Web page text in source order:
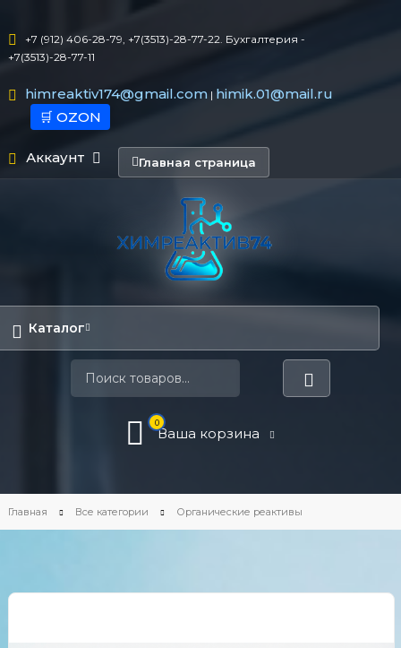
+7 (912) 406-28-79, +7(3513)-28-77-22. Бухгалтерия -
+7(3513)-28-77-11
himreaktiv174@gmail.com| himik.01@mail.ru
🛒 OZON
Аккаунт Главная страница
Каталог
0
Ваша корзина
Главная Все категории Органические реактивы